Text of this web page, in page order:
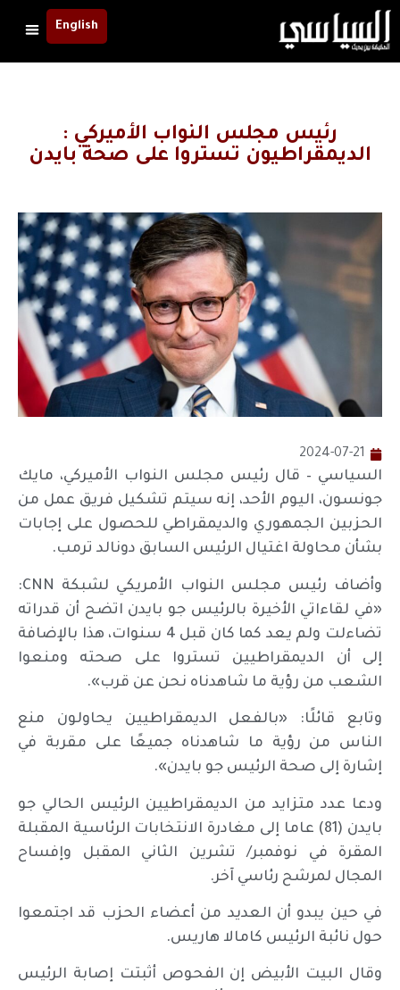
English
رئيس مجلس النواب الأميركي :
الديمقراطيون تستروا على صحة بايدن
2024-07-21
السياسي – قال رئيس مجلس النواب الأميركي، مايك
جونسون، اليوم الأحد، إنه سيتم تشكيل فريق عمل من
الحزبين الجمهوري والديمقراطي للحصول على إجابات
بشأن محاولة اغتيال الرئيس السابق دونالد ترمب.
وأضاف رئيس مجلس النواب الأمريكي لشبكة CNN:
«في لقاءاتي الأخيرة بالرئيس جو بايدن اتضح أن قدراته
تضاءلت ولم يعد كما كان قبل 4 سنوات، هذا بالإضافة
إلى أن الديمقراطيين تستروا على صحته ومنعوا
الشعب من رؤية ما شاهدناه نحن عن قرب».
وتابع قائلًا: «بالفعل الديمقراطيين يحاولون منع
الناس من رؤية ما شاهدناه جميعًا على مقربة في
إشارة إلى صحة الرئيس جو بايدن».
ودعا عدد متزايد من الديمقراطيين الرئيس الحالي جو
بايدن (81) عاما إلى مغادرة الانتخابات الرئاسية المقبلة
المقرة في نوفمبر/ تشرين الثاني المقبل وإفساح
المجال لمرشح رئاسي آخر.
في حين يبدو أن العديد من أعضاء الحزب قد اجتمعوا
حول نائبة الرئيس كامالا هاريس.
وقال البيت الأبيض إن الفحوص أثبتت إصابة الرئيس